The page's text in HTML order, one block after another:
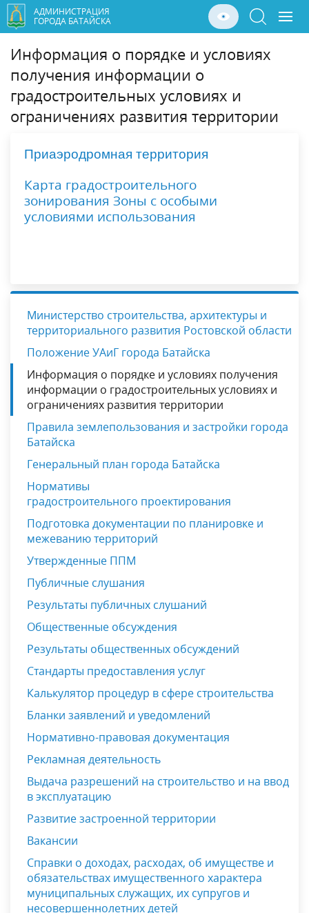
АДМИНИСТРАЦИЯ
ГОРОДА БАТАЙСКА
Информация о порядке и условиях
получения информации о
градостроительных условиях и
ограничениях развития территории
Приаэродромная территория
Карта градостроительного
зонирования Зоны с особыми
условиями использования
Министерство строительства, архитектуры и
территориального развития Ростовской области
Положение УАиГ города Батайска
Информация о порядке и условиях получения
информации о градостроительных условиях и
ограничениях развития территории
Правила землепользования и застройки города
Батайска
Генеральный план города Батайска
Нормативы
градостроительного проектирования
Подготовка документации по планировке и
межеванию территорий
Утвержденные ППМ
Публичные слушания
Результаты публичных слушаний
Общественные обсуждения
Результаты общественных обсуждений
Стандарты предоставления услуг
Калькулятор процедур в сфере строительства
Бланки заявлений и уведомлений
Нормативно-правовая документация
Рекламная деятельность
Выдача разрешений на строительство и на ввод
в эксплуатацию
Развитие застроенной территории
Вакансии
Справки о доходах, расходах, об имуществе и
обязательствах имущественного характера
муниципальных служащих, их супругов и
несовершеннолетних детей